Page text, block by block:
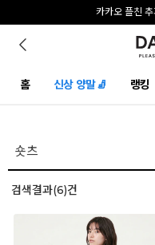
카카오 플친
홈 신상 양말🧦 랭킹
검색결과(6)건